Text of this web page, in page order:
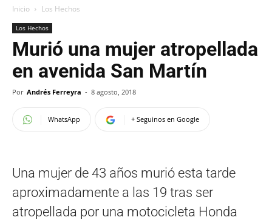
Inicio Los Hechos
Los Hechos
Murió una mujer atropellada
en avenida San Martín
Por Andrés Ferreyra - 8 agosto, 2018
WhatsApp + Seguinos en Google
Una mujer de 43 años murió esta tarde
aproximadamente a las 19 tras ser
atropellada por una motocicleta Honda